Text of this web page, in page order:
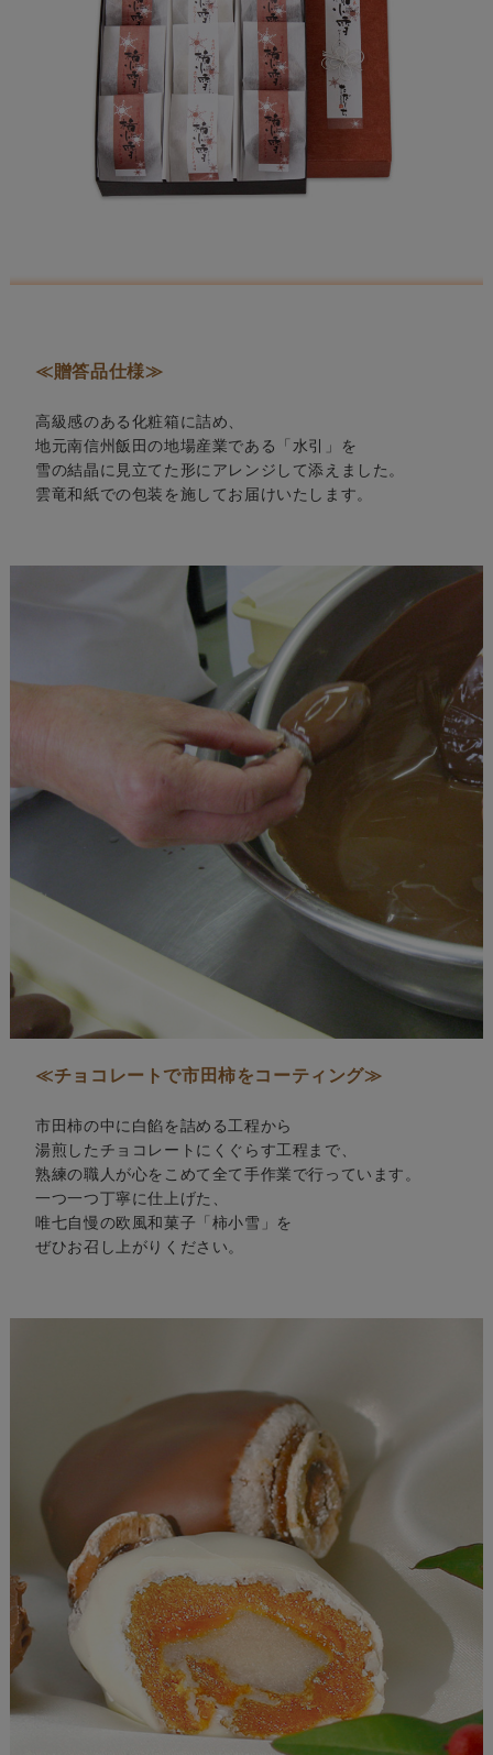
≪贈答品仕様≫
高級感のある化粧箱に詰め、
地元南信州飯田の地場産業である「水引」を
雪の結晶に見立てた形にアレンジして添えました。
雲竜和紙での包装を施してお届けいたします。
≪チョコレートで市田柿をコーティング≫
市田柿の中に白餡を詰める工程から
湯煎したチョコレートにくぐらす工程まで、
熟練の職人が心をこめて全て手作業で行っています。
一つ一つ丁寧に仕上げた、
唯七自慢の欧風和菓子「柿小雪」を
ぜひお召し上がりください。